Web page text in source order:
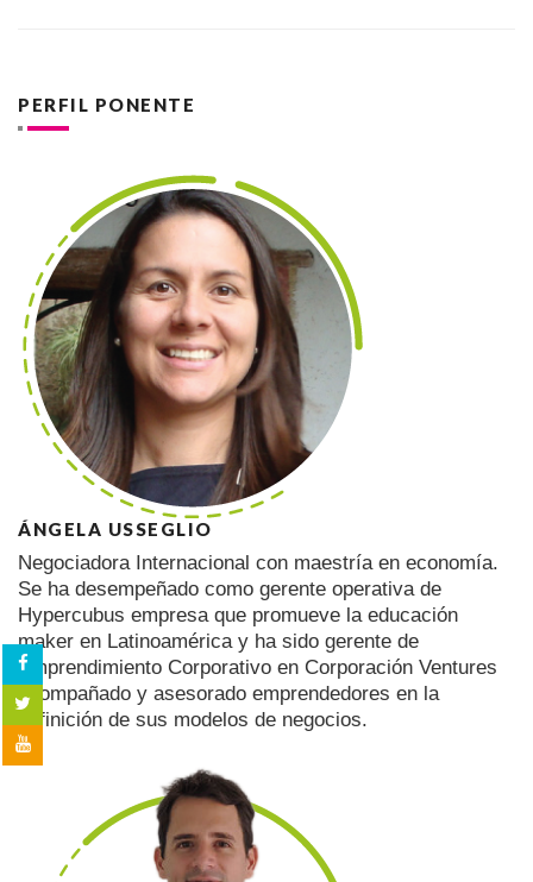
PERFIL PONENTE
ÁNGELA USSEGLIO
Negociadora Internacional con maestría en economía.
Se ha desempeñado como gerente operativa de
Hypercubus empresa que promueve la educación
maker en Latinoamérica y ha sido gerente de
Emprendimiento Corporativo en Corporación Ventures
acompañado y asesorado emprendedores en la
definición de sus modelos de negocios.